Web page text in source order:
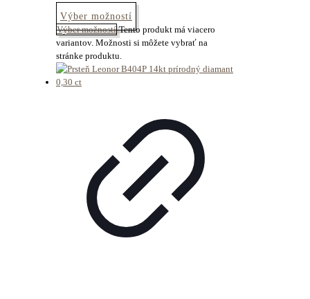
Výber možností
Výber možností Tento produkt má viacero
variantov. Možnosti si môžete vybrať na
stránke produktu.